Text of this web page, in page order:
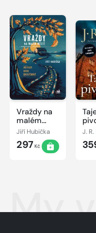
Vraždy na
malém
městě -
Případy
Dany
Králíčkové
Jiří Hubička
297Kč
J. R.
My